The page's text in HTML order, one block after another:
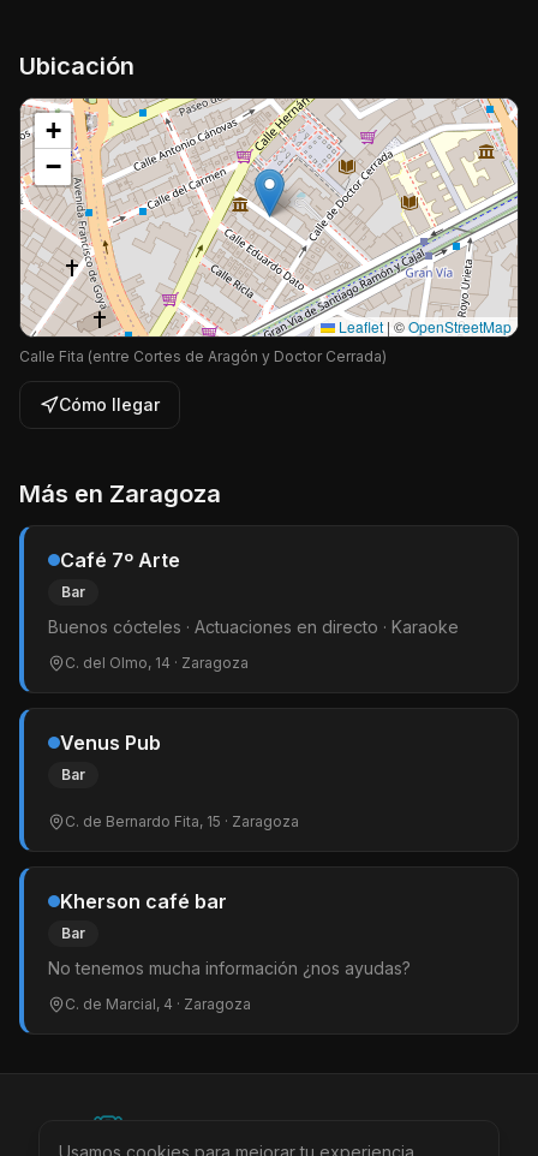
Ubicación
+
−
Leaflet | ©OpenStreetMap
Calle Fita (entre Cortes de Aragón y Doctor Cerrada)
Cómo llegar
Más en Zaragoza
Café 7º Arte
Bar
Buenos cócteles · Actuaciones en directo · Karaoke
C. del Olmo, 14 · Zaragoza
Venus Pub
Bar
C. de Bernardo Fita, 15 · Zaragoza
Kherson café bar
Bar
No tenemos mucha información ¿nos ayudas?
C. de Marcial, 4 · Zaragoza
©
Usamos cookies para mejorar tu experiencia.